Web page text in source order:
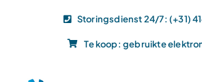
Storingsdienst 24/7: (+31)
Te koop: gebruikte